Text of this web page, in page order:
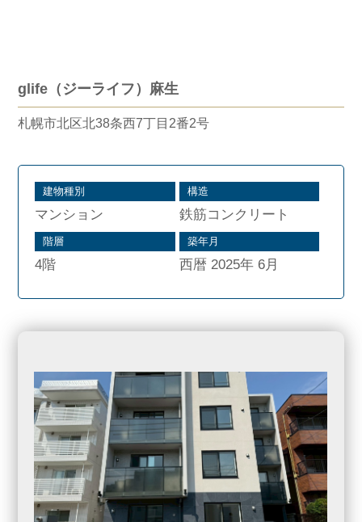
glife（ジーライフ）麻生
札幌市北区北38条西7丁目2番2号
建物種別
マンション
構造
鉄筋コンクリート
階層
4階
築年月
西暦 2025年 6月